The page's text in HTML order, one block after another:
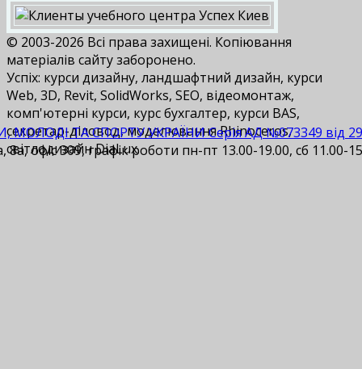
МОЛОДІ ТА СПОРТУ УКРАЇНИ Серія АД №073349 від
8а, офіс 309, графік роботи пн-пт 13.00-19.00, сб 11.00-
© 2003-2026 Всі права захищені. Копіювання
матеріалів сайту заборонено.
Успіх: курси дизайну, ландшафтний дизайн, курси
Web, 3D, Revit, SolidWorks, SEO, відеомонтаж,
комп'ютерні курси, курс бухгалтер, курси BAS,
cекретар-діловод, моделювання Rhinoceros,
світлодизайн DiaLux.